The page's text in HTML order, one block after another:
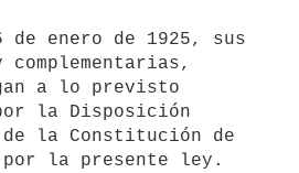
de enero de 1925, sus
a lo previsto
la Disposición
la Constitución de